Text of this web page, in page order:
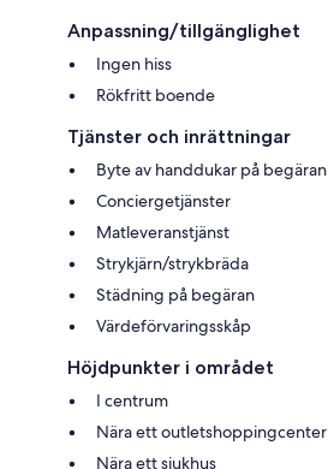
Anpassning/tillgänglighet
Ingen hiss
Rökfritt boende
Tjänster och inrättningar
Byte av handdukar på begäran
Conciergetjänster
Matleveranstjänst
Strykjärn/strykbräda
Städning på begäran
Värdeförvaringsskåp
Höjdpunkter i området
I centrum
Nära ett outletshoppingcenter
Nära ett sjukhus